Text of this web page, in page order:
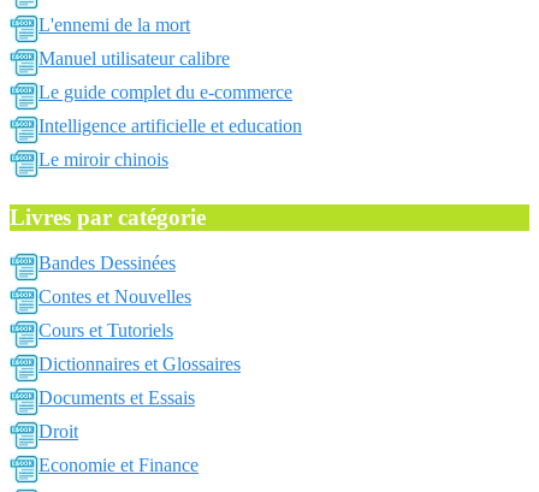
L'ennemi de la mort
Manuel utilisateur calibre
Le guide complet du e-commerce
Intelligence artificielle et education
Le miroir chinois
Livres par catégorie
Bandes Dessinées
Contes et Nouvelles
Cours et Tutoriels
Dictionnaires et Glossaires
Documents et Essais
Droit
Economie et Finance